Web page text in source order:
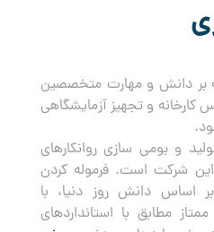
بر دانش و مهارت متخصصین
1388 با تاسیس کارخانه و تجهیز آزمایشگاهی
و بومی سازی روانکارهای
شرکت است. فرموله کردن
اساس دانش روز دنیا، با
مطابق با استانداردهای